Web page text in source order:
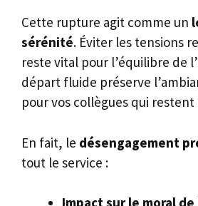
Cette rupture agit comme un
sérénité. Éviter les tensions
reste vital pour l’équilibre de
départ fluide préserve
pour vos collègues qui
En fait, le désengagement
tout le service :
Impact sur le moral de